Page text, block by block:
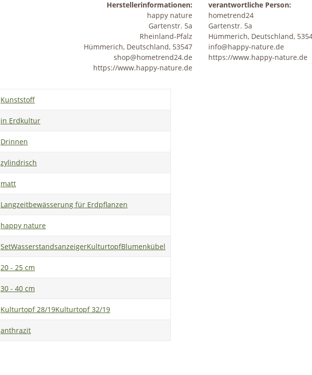
Herstellerinformationen:
happy nature
Gartenstr. 5a
Rheinland-Pfalz
Hümmerich, Deutschland, 53547
shop@hometrend24.de
https://www.happy-nature.de
verantwortliche Person:
hometrend24
Gartenstr. 5a
Hümmerich, Deutschland,
info@happy-nature.de
https://www.happy-nature.de
Kunststoff
in Erdkultur
Drinnen
zylindrisch
matt
Langzeitbewässerung für Erdpflanzen
happy nature
SetWasserstandsanzeigerKulturtopfBlumenkübel
20 - 25 cm
30 - 40 cm
Kulturtopf 28/19Kulturtopf 32/19
anthrazit